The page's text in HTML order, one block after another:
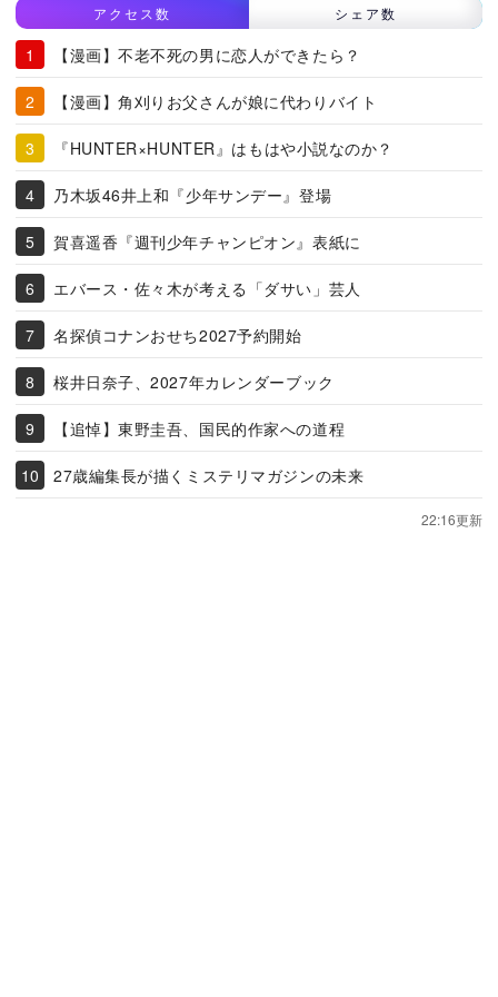
アクセス数 シェア数
【漫画】不老不死の男に恋人ができたら？
【漫画】角刈りお父さんが娘に代わりバイト
『HUNTER×HUNTER』はもはや小説なのか？
乃木坂46井上和『少年サンデー』登場
賀喜遥香『週刊少年チャンピオン』表紙に
エバース・佐々木が考える「ダサい」芸人
名探偵コナンおせち2027予約開始
桜井日奈子、2027年カレンダーブック
【追悼】東野圭吾、国民的作家への道程
27歳編集長が描くミステリマガジンの未来
22:16更新